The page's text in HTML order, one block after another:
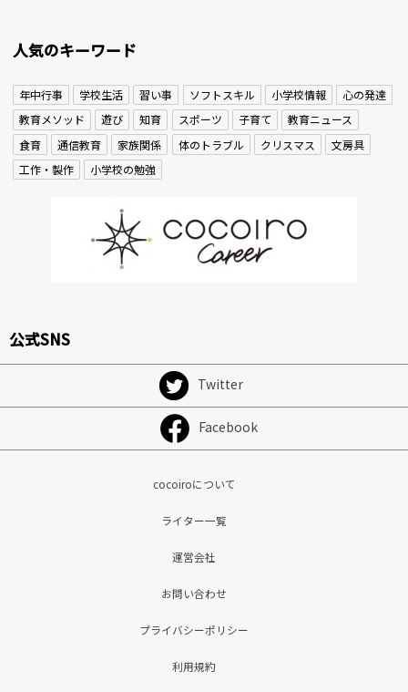
人気のキーワード
年中行事 学校生活 習い事 ソフトスキル 小学校情報
心の発達
教育メソッド
遊び 知育 スポーツ 子育て
教育ニュース
食育
通信教育 家族関係 体のトラブル クリスマス
文房具
工作・製作
小学校の勉強
公式SNS
Twitter
Facebook
cocoiroについて
ライター一覧
運営会社
お問い合わせ
プライバシーポリシー
利用規約